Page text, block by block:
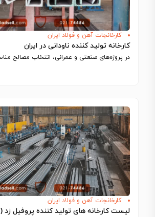
کارخانجات آهن و فولاد ایران
کارخانه‌ تولید کننده ناودانی در ایران
کارخانجات آهن و فولاد ایران
لیست کارخانه های تولید کننده پروفیل زد (z) در ایران